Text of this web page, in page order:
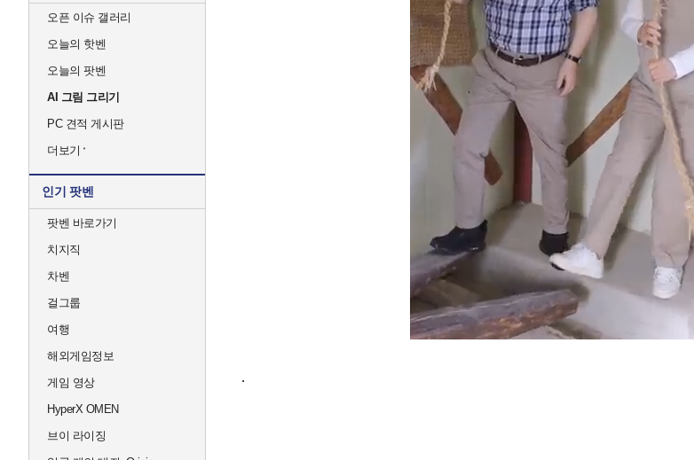
오픈 이슈 갤러리
오늘의 핫벤
오늘의 팟벤
AI 그림 그리기
PC 견적 게시판
더보기
인기 팟벤
팟벤 바로가기
치지직
차벤
걸그룹
여행
해외게임정보
게임 영상
HyperX OMEN
브이 라이징
.